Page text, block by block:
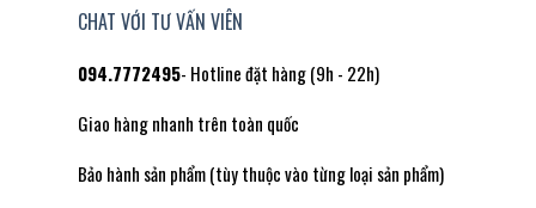
CHAT VỚI TƯ VẤN VIÊN
094.7772495- Hotline đặt hàng (9h - 22h)
Giao hàng nhanh trên toàn quốc
Bảo hành sản phẩm (tùy thuộc vào từng loại sản phẩm)